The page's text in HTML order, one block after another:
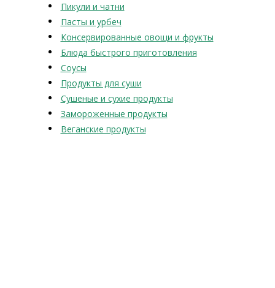
Пикули и чатни
Пасты и урбеч
Консервированные овощи и фрукты
Блюда быстрого приготовления
Соусы
Продукты для суши
Сушеные и сухие продукты
Замороженные продукты
Веганские продукты